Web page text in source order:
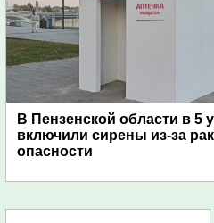
В Пензенской области в 5
включили сирены из-за
опасности